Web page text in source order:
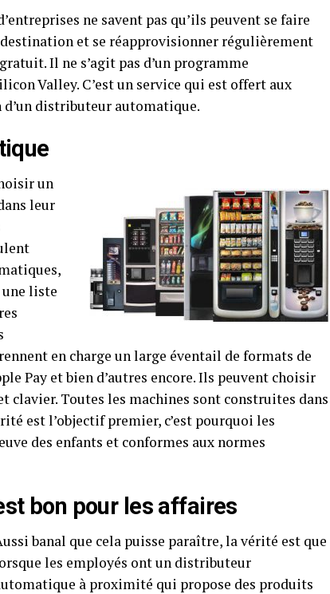
ne savent pas qu’ils peuvent se faire
et se réapprovisionner régulièrement
Il ne s’agit pas d’un programme
Valley. C’est un service qui est offert aux
distributeur automatique.
un
leur
liste
en charge un large éventail de formats de
Pay et bien d’autres encore. Ils peuvent choisir
clavier. Toutes les machines sont construites dans
est l’objectif premier, c’est pourquoi les
des enfants et conformes aux normes
bon pour les affaires
banal que cela puisse paraître, la vérité est que
les employés ont un distributeur
à proximité qui propose des produits